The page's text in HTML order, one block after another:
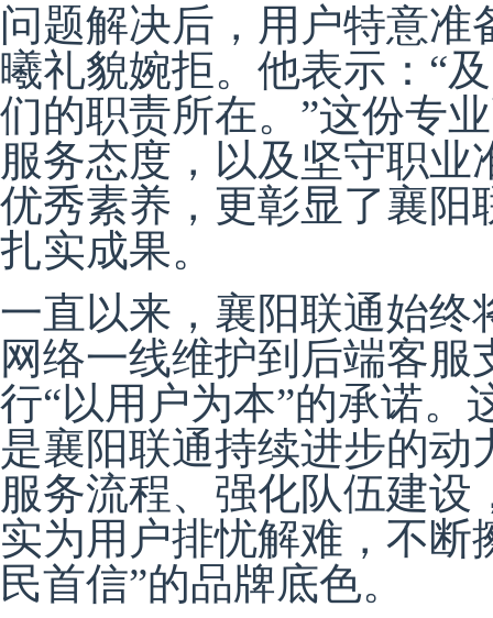
问题解决后，用户特意
曦礼貌婉拒。他表示：“
们的职责所在。”这份专
服务态度，以及坚守职
优秀素养，更彰显了襄阳
扎实成果。
一直以来，襄阳联通始终
网络一线维护到后端客
行“以用户为本”的承诺。
是襄阳联通持续进步的
服务流程、强化队伍建
实为用户排忧解难，不断
民首信”的品牌底色。